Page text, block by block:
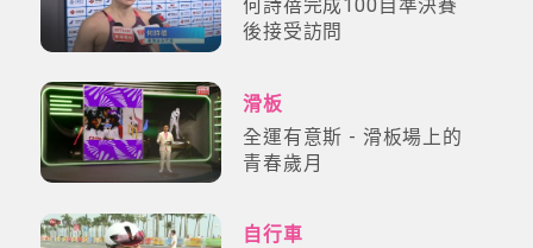
何詩蓓完成100自準決賽
後接受訪問
滑板
全運有意斯 - 滑板場上的
青春歲月
自行車